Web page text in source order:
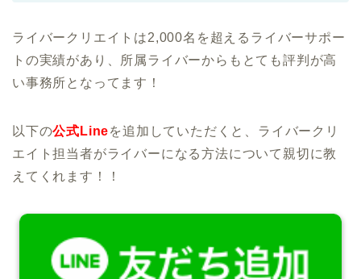
ライバークリエイトは2,000名を超えるライバーサポー
トの実績があり、所属ライバーからもとても評判が高
い事務所となってます！
以下の公式Lineを追加していただくと、ライバークリ
エイト担当者がライバーになる方法について親切に教
えてくれます！！